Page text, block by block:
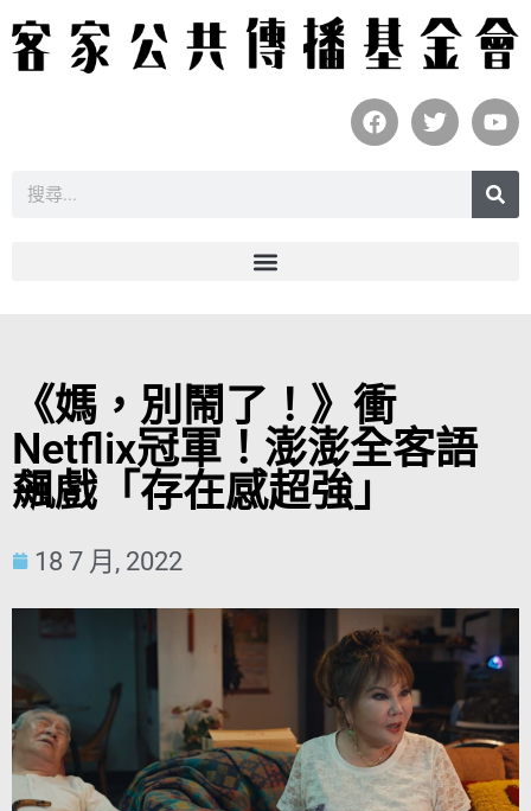
《媽，別鬧了！》衝
Netflix冠軍！澎澎全客語
飆戲「存在感超強」
18 7 月, 2022